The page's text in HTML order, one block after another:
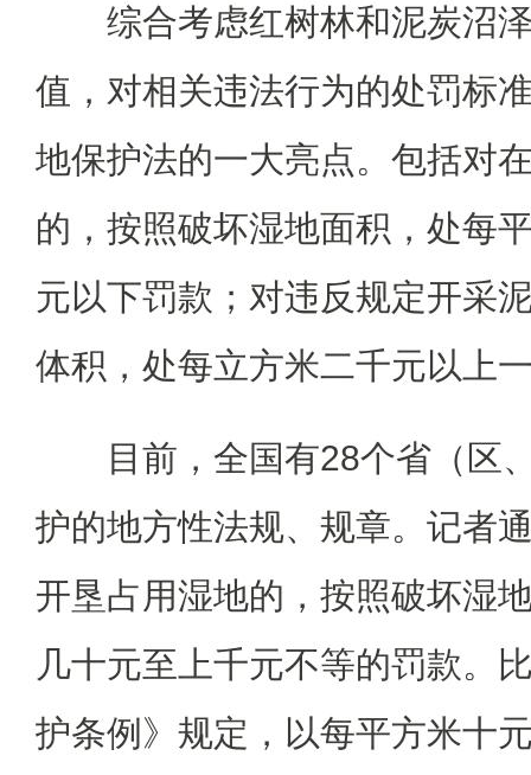
综合考虑红树林和泥炭沼
值，对相关违法行为的处罚标
地保护法的一大亮点。包括对
的，按照破坏湿地面积，处每
元以下罚款；对违反规定开采
体积，处每立方米二千元以上
目前，全国有28个省（区
护的地方性法规、规章。记者
开垦占用湿地的，按照破坏湿
几十元至上千元不等的罚款。
护条例》规定，以每平方米十